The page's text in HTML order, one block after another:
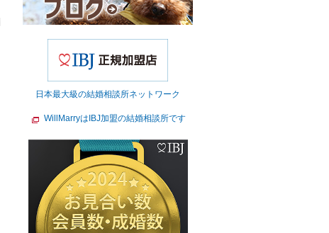
日本最大級の結婚相談所ネットワーク
WillMarryはIBJ加盟の結婚相談所です